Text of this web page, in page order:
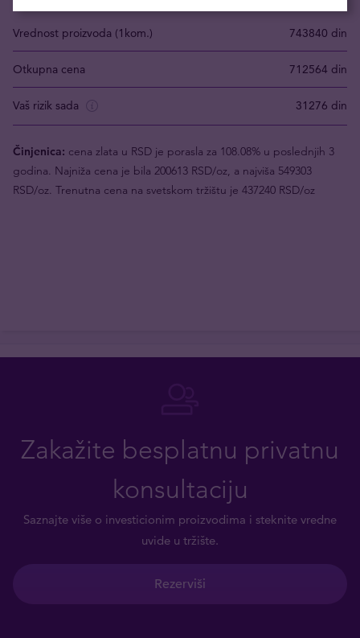
Vrednost proizvoda (1kom.) 743840 din
Otkupna cena 712564 din
Vaš rizik sada 31276 din
Činjenica: cena zlata u RSD je porasla za 108.08% u poslednjih 3
godina. Najniža cena je bila 200613 RSD/oz, a najviša 549303
RSD/oz. Trenutna cena na svetskom tržištu je 437240 RSD/oz
Zakažite besplatnu privatnu
konsultaciju
Saznajte više o investicionim proizvodima i steknite vredne
uvide u tržište.
Rezerviši